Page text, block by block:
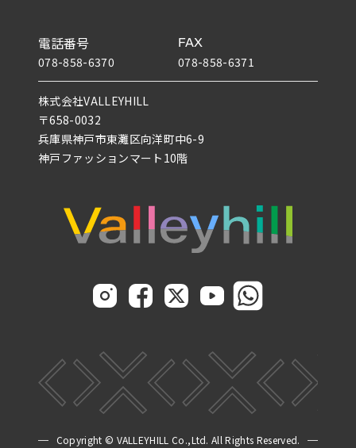
電話番号
078-858-6370
FAX
078-858-6371
株式会社VALLEYHILL
〒658-0032
兵庫県神戸市東灘区向洋町中6-9
神戸ファッションマート10階
Copyright © VALLEYHILL Co.,Ltd. All Rights Reserved.